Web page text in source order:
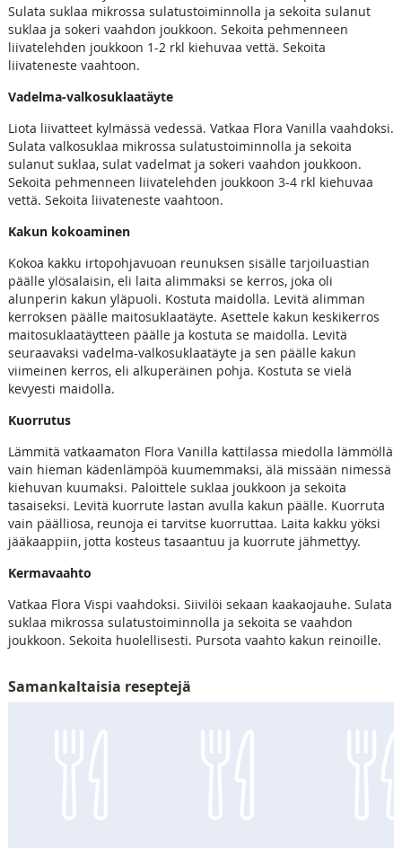
Sulata suklaa mikrossa sulatustoiminnolla ja sekoita sulanut
suklaa ja sokeri vaahdon joukkoon. Sekoita pehmenneen
liivatelehden joukkoon 1-2 rkl kiehuvaa vettä. Sekoita
liivateneste vaahtoon.
Vadelma-valkosuklaatäyte
Liota liivatteet kylmässä vedessä. Vatkaa Flora Vanilla vaahdoksi.
Sulata valkosuklaa mikrossa sulatustoiminnolla ja sekoita
sulanut suklaa, sulat vadelmat ja sokeri vaahdon joukkoon.
Sekoita pehmenneen liivatelehden joukkoon 3-4 rkl kiehuvaa
vettä. Sekoita liivateneste vaahtoon.
Kakun kokoaminen
Kokoa kakku irtopohjavuoan reunuksen sisälle tarjoiluastian
päälle ylösalaisin, eli laita alimmaksi se kerros, joka oli
alunperin kakun yläpuoli. Kostuta maidolla. Levitä alimman
kerroksen päälle maitosuklaatäyte. Asettele kakun keskikerros
maitosuklaatäytteen päälle ja kostuta se maidolla. Levitä
seuraavaksi vadelma-valkosuklaatäyte ja sen päälle kakun
viimeinen kerros, eli alkuperäinen pohja. Kostuta se vielä
kevyesti maidolla.
Kuorrutus
Lämmitä vatkaamaton Flora Vanilla kattilassa miedolla lämmöllä
vain hieman kädenlämpöä kuumemmaksi, älä missään nimessä
kiehuvan kuumaksi. Paloittele suklaa joukkoon ja sekoita
tasaiseksi. Levitä kuorrute lastan avulla kakun päälle. Kuorruta
vain päälliosa, reunoja ei tarvitse kuorruttaa. Laita kakku yöksi
jääkaappiin, jotta kosteus tasaantuu ja kuorrute jähmettyy.
Kermavaahto
Vatkaa Flora Vispi vaahdoksi. Siivilöi sekaan kaakaojauhe. Sulata
suklaa mikrossa sulatustoiminnolla ja sekoita se vaahdon
joukkoon. Sekoita huolellisesti. Pursota vaahto kakun reinoille.
Samankaltaisia reseptejä